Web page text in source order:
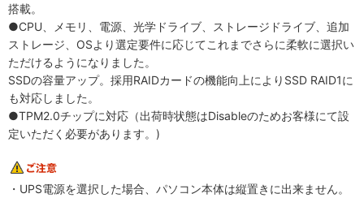
搭載。
●CPU、メモリ、電源、光学ドライブ、ストレージドライブ、追加
ストレージ、OSより選定要件に応じてこれまでさらに柔軟に選択い
ただけるようになりました。
SSDの容量アップ。採用RAIDカードの機能向上によりSSD RAID1に
も対応しました。
●TPM2.0チップに対応（出荷時状態はDisableのためお客様にて設
定いただく必要があります。)
・UPS電源を選択した場合、パソコン本体は縦置きに出来ません。